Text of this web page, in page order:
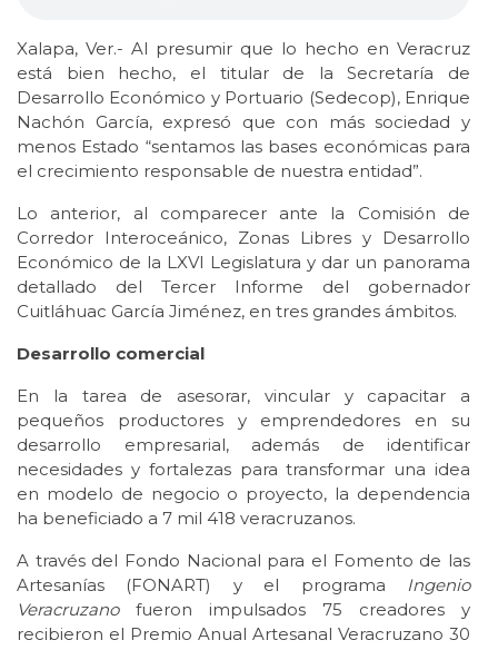
Xalapa, Ver.- Al presumir que lo hecho en Veracruz
está bien hecho, el titular de la Secretaría de
Desarrollo Económico y Portuario (Sedecop), Enrique
Nachón García, expresó que con más sociedad y
menos Estado “sentamos las bases económicas para
el crecimiento responsable de nuestra entidad”.
Lo anterior, al comparecer ante la Comisión de
Corredor Interoceánico, Zonas Libres y Desarrollo
Económico de la LXVI Legislatura y dar un panorama
detallado del Tercer Informe del gobernador
Cuitláhuac García Jiménez, en tres grandes ámbitos.
Desarrollo comercial
En la tarea de asesorar, vincular y capacitar a
pequeños productores y emprendedores en su
desarrollo empresarial, además de identificar
necesidades y fortalezas para transformar una idea
en modelo de negocio o proyecto, la dependencia
ha beneficiado a 7 mil 418 veracruzanos.
A través del Fondo Nacional para el Fomento de las
Artesanías (FONART) y el programa Ingenio
Veracruzanofueron impulsados 75 creadores y
recibieron el Premio Anual Artesanal Veracruzano 30